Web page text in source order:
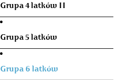
Grupa 4 latków II
Grupa 5 latków
Grupa 6 latków